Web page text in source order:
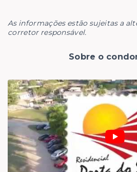
As informações estão sujeitas a
corretor responsável.
Sobre o